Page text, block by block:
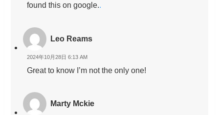
found this on google..
Leo Reams
2024年10月28日 6:13 AM
Great to know I’m not the only one!
Marty Mckie